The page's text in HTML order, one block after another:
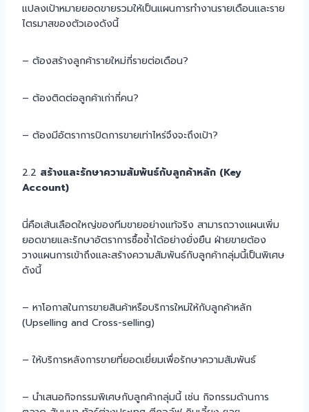
แปลงเป้าหมายยอดขายรวมให้เป็นแผนการทำงานรายเดือนและราย
ไตรมาสของตัวเองดังนี้
– ต้องสร้างลูกค้ารายใหม่กี่รายต่อเดือน?
– ต้องติดต่อลูกค้าเก่ากี่คน?
– ต้องมีอัตราการปิดการขายเท่าไหร่จึงจะถึงเป้า?
2.2 สร้างและรักษาความสัมพันธ์กับลูกค้าหลัก (Key
Account)
นี่คือเส้นเลือดใหญ่ของทีมขายอย่างแท้จริง สามารถวางแผนเพิ่ม
ยอดขายและรักษาอัตราการซื้อซ้ำได้อย่างยั่งยืน ฝ่ายขายต้อง
วางแผนการเข้าถึงและสร้างความสัมพันธ์กับลูกค้ากลุ่มนี้เป็นพิเศษ
ดังนี้
– หาโอกาสในการขายสินค้าหรือบริการใหม่ให้กับลูกค้าหลัก
(Upselling and Cross-selling)
– ให้บริการหลังการขายที่ยอดเยี่ยมเพื่อรักษาความสัมพันธ์
– นำเสนอกิจกรรมพิเศษกับลูกค้ากลุ่มนี้ เช่น กิจกรรมด้านการ